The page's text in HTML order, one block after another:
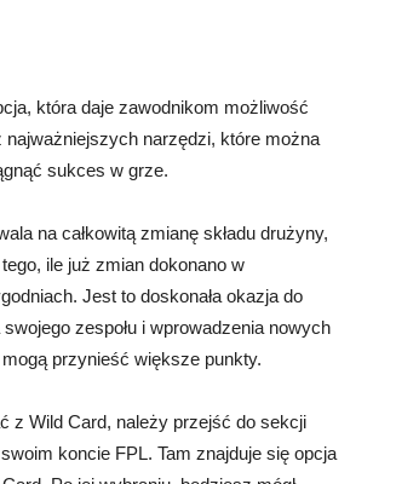
która daje zawodnikom możliwość
narzędzi, które można
sukces w grze.
na całkowitą zmianę składu drużyny,
ile już zmian dokonano w
Jest to doskonała okazja do
zespołu i wprowadzenia nowych
przynieść większe punkty.
z Wild Card, należy przejść do sekcji
swoim koncie FPL. Tam znajduje się opcja